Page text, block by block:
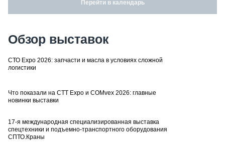
Перейти в календарь
Обзор выставок
СТО Expo 2026: запчасти и масла в условиях сложной
логистики
Что показали на CTT Expo и COMvex 2026: главные
новинки выставки
17-я международная специализированная выставка
спецтехники и подъемно-транспортного оборудования
СПТО.Краны